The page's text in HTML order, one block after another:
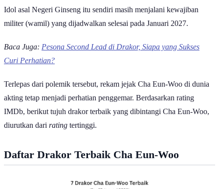
Idol asal Negeri Ginseng itu sendiri masih menjalani kewajiban
militer (wamil) yang dijadwalkan selesai pada Januari 2027.
Baca Juga: Pesona Second Lead di Drakor, Siapa yang Sukses
Curi Perhatian?
Terlepas dari polemik tersebut, rekam jejak Cha Eun-Woo di dunia
akting tetap menjadi perhatian penggemar. Berdasarkan rating
IMDb, berikut tujuh drakor terbaik yang dibintangi Cha Eun-Woo,
diurutkan dari rating tertinggi.
Daftar Drakor Terbaik Cha Eun-Woo